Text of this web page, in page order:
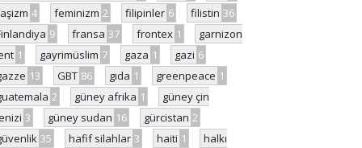
4 feminizm 2 filipinler 6 filistin 36
9 fransa 37 frontex 1
garnizon
1 gayrimüslim 7 gaza 1 gazi 6
13 GBT 86 gıda 1 greenpeace 1
2 güney afrika 1
güney çin
3 güney sudan 16 gürcistan 2
35 hafif silahlar 3 haiti 1
halkı